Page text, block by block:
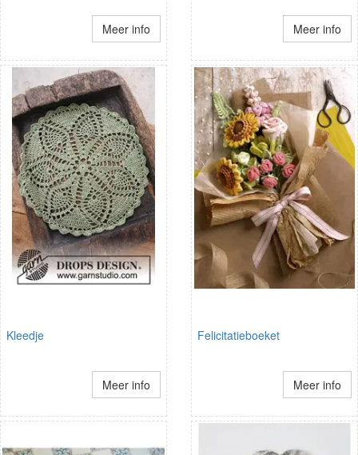
Meer info Meer info
Kleedje
Meer info
Felicitatieboeket
Meer info